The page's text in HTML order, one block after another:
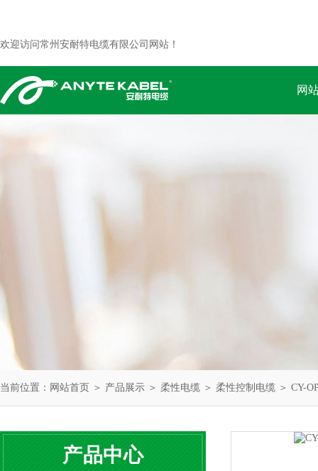
欢迎访问常州安耐特电缆有限公司网站！
网
当前位置： 网站首页 ＞ 产品展示 ＞ 柔性电缆 ＞ 柔性控制电缆 ＞ CY-
产品中心